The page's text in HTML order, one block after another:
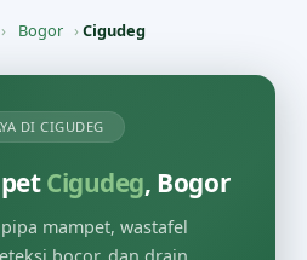
› Bogor ›Cigudeg
DI CIGUDEG
Cigudeg, Bogor
mampet, wastafel
bocor, dan drain